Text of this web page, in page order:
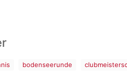
bodenseerunde